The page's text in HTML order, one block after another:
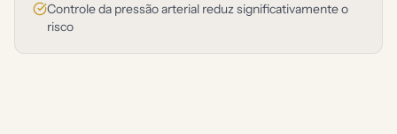
Controle da pressão arterial reduz significativamente o
risco